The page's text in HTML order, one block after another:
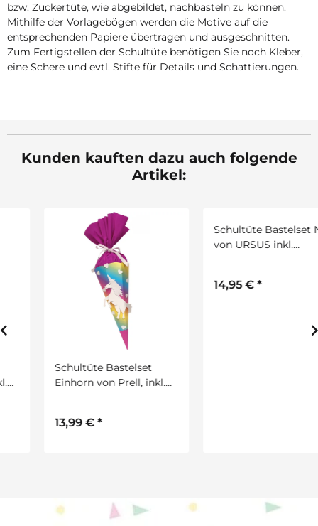
bzw. Zuckertüte, wie abgebildet, nachbasteln zu können.
Mithilfe der Vorlagebögen werden die Motive auf die
entsprechenden Papiere übertragen und ausgeschnitten.
Zum Fertigstellen der Schultüte benötigen Sie noch Kleber,
eine Schere und evtl. Stifte für Details und Schattierungen.
Kunden kauften dazu auch folgende
Artikel:
Schultüte Bastelset
Einhorn von Prell, inkl.
13,99 €*